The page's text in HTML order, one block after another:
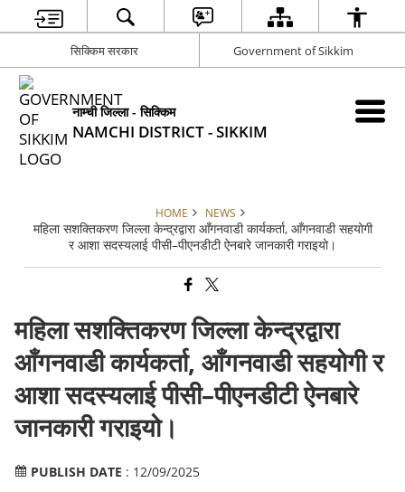
सिक्किम सरकार Government of Sikkim
नाम्ची जिल्ला - सिक्किम
NAMCHI DISTRICT - SIKKIM
HOME NEWS
महिला सशक्तिकरण जिल्ला केन्द्रद्वारा आँगनवाडी कार्यकर्ता, आँगनवाडी सहयोगी
र आशा सदस्यलाई पीसी–पीएनडीटी ऐनबारे जानकारी गराइयो।
महिला सशक्तिकरण जिल्ला केन्द्रद्वारा
आँगनवाडी कार्यकर्ता, आँगनवाडी सहयोगी र
आशा सदस्यलाई पीसी–पीएनडीटी ऐनबारे
जानकारी गराइयो।
PUBLISH DATE : 12/09/2025